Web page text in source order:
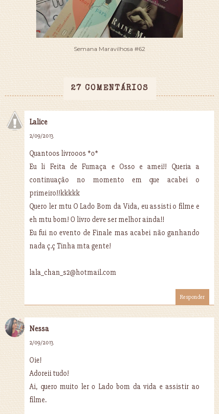
Semana Maravilhosa #62
27 COMENTÁRIOS
Lalice
2/09/2013
Quantoos livrooos *o*
Eu li Feita de Fumaça e Osso e amei!! Queria a
continuação no momento em que acabei o
primeiro!!kkkkk
Quero ler mtu O Lado Bom da Vida, eu assisti o filme e
eh mtu bom! O livro deve ser melhor ainda!!
Eu fui no evento de Finale mas acabei não ganhando
nada ç.ç Tinha mta gente!
lala_chan_s2@hotmail.com
Responder
Nessa
2/09/2013
Oie!
Adoreii tudo!
Ai, quero muito ler o Lado bom da vida e assistir ao
filme.